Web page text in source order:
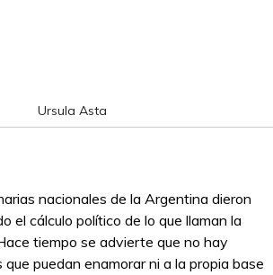
Ursula Asta
nacionales de la Argentina dieron
el cálculo político de lo que llaman la
tiempo se advierte que no hay
puedan enamorar ni a la propia base